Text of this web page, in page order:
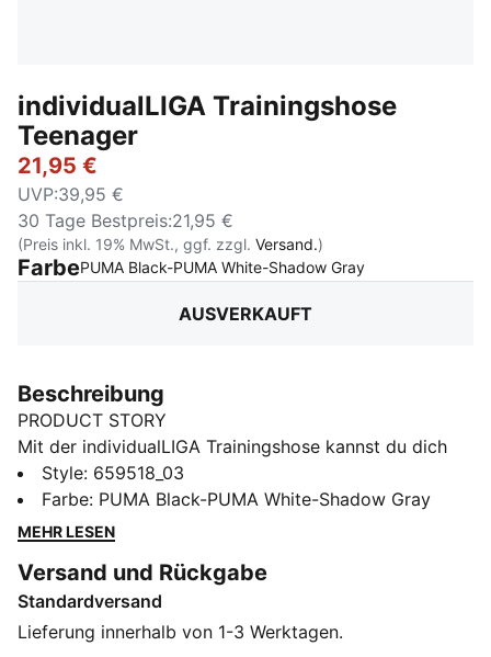
individualLIGA Trainingshose
Teenager
21,95 €
UVP:39,95 €
30 Tage Bestpreis:21,95 €
(Preis inkl. 19% MwSt., ggf. zzgl. Versand.)
FarbePUMA Black-PUMA White-Shadow Gray:
AUSVERKAUFT
Beschreibung
PRODUCT STORY
Mit der individualLIGA Trainingshose kannst du dich
auf dem Spielfeld austoben. Diese leichte Hose ist für
Performance gemacht und verfügt über
atmungsaktive Mesh-Einsätze und
du freie Bahn auf das Tor.
FEATURES + VORTEILE
Aus 100 % recyceltem Material, Besatz und Deko sind
Style: 659518_03
Farbe: PUMA Black-PUMA White-Shadow Gray
MEHR LESEN
Versand und Rückgabe
Standardversand
Lieferung innerhalb von 1-3 Werktagen.